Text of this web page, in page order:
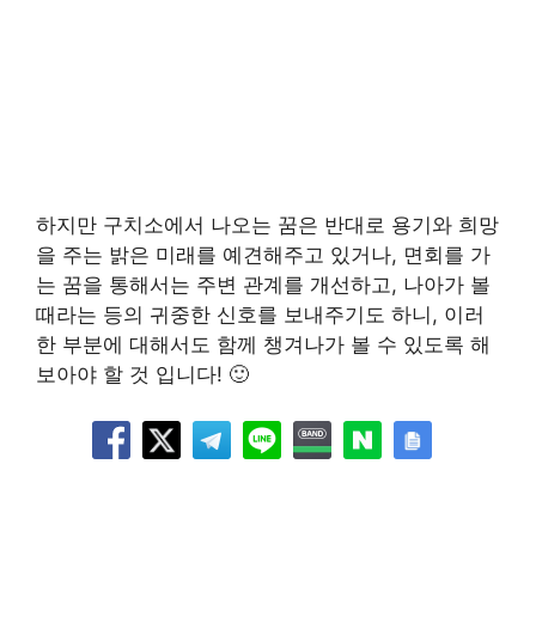
하지만 구치소에서 나오는 꿈은 반대로 용기와 희망
을 주는 밝은 미래를 예견해주고 있거나, 면회를 가
는 꿈을 통해서는 주변 관계를 개선하고, 나아가 볼
때라는 등의 귀중한 신호를 보내주기도 하니, 이러
한 부분에 대해서도 함께 챙겨나가 볼 수 있도록 해
보아야 할 것 입니다! 🙂